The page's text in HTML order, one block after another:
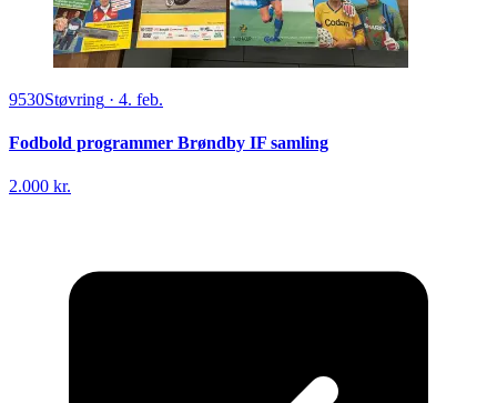
9530Støvring · 4. feb.
Fodbold programmer Brøndby IF samling
2.000 kr.